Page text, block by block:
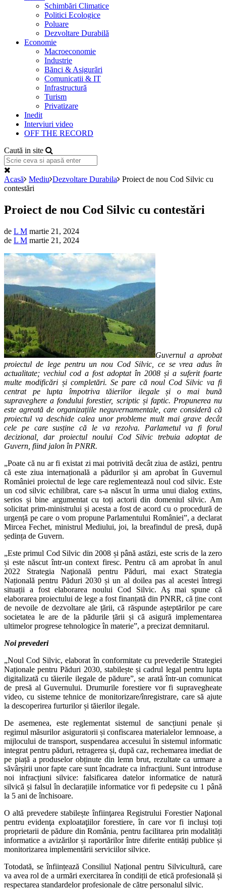
Schimbări Climatice
Politici Ecologice
Poluare
Dezvoltare Durabilă
Economie
Macroeconomie
Industrie
Bănci & Asigurări
Comunicatii & IT
Infrastructură
Turism
Privatizare
Inedit
Interviuri video
OFF THE RECORD
Caută in site
Acasă Mediu Dezvoltare Durabila
Proiect de nou Cod Silvic cu
contestări
Proiect de nou Cod Silvic cu contestări
de L M martie 21, 2024
de L M martie 21, 2024
Guvernul a aprobat
proiectul de lege pentru un nou Cod Silvic, ce se vrea adus în
actualitate; vechiul cod a fost adoptat în 2008 și a suferit foarte
multe modificări și completări. Se pare că noul Cod Silvic va fi
centrat pe lupta împotriva tăierilor ilegale și o mai bună
supraveghere a fondului forestier, scriptic și faptic. Propunerea nu
este agreată de organizațiile neguvernamentale, care consideră că
proiectul va deschide calea unor probleme mult mai grave decât
cele pe care susține că le va rezolva. Parlametul va fi forul
decizional, dar proiectul noului Cod Silvic trebuia adoptat de
Guvern, fiind jalon în PNRR.
„Poate că nu ar fi existat zi mai potrivită decât ziua de astăzi, pentru
că este ziua internațională a pădurilor și am aprobat în Guvernul
României proiectul de lege care reglementează noul cod silvic. Este
un cod silvic echilibrat, care s-a născut în urma unui dialog extins,
serios și bine argumentat cu toți actorii din domeniul silvic. Am
solicitat prim-ministrului și acesta a fost de acord cu o procedură de
urgență pe care o vom propune Parlamentului României”, a declarat
Mircea Fechet, ministrul Mediului, joi, la breafindul de presă, după
ședința de Guvern.
„Este primul Cod Silvic din 2008 și până astăzi, este scris de la zero
și este născut într-un context firesc. Pentru că am aprobat în anul
2022 Strategia Naţională pentru Păduri, mai exact Strategia
Națională pentru Păduri 2030 și un al doilea pas al acestei întregi
situații a fost elaborarea noului Cod Silvic. Aş mai spune că
elaborarea proiectului de lege a fost finanțată din PNRR, că ține cont
de nevoile de dezvoltare ale țării, că răspunde așteptărilor pe care
societatea le are de la pădurile țării și că asigură implementarea
ultimelor progrese tehnologice în materie”, a precizat demnitarul.
Noi prevederi
„Noul Cod Silvic, elaborat în conformitate cu prevederile Strategiei
Naționale pentru Păduri 2030, stabilește și cadrul legal pentru lupta
digitalizată cu tăierile ilegale de pădure”, se arată într-un comunicat
de presă al Guvernului. Drumurile forestiere vor fi supravegheate
video, cu sisteme tehnice de monitorizare/înregistrare, care să ajute
la descoperirea furturilor și tăierilor ilegale.
De asemenea, este reglementat sistemul de sancțiuni penale și
regimul măsurilor asiguratorii și confiscarea materialelor lemnoase, a
mijlocului de transport, suspendarea accesului în sistemul informatic
integrat pentru păduri, retragerea și, după caz, rechemarea imediat de
pe piață a produselor obținute din lemn brut, rezultate ca urmare a
săvârșirii unor fapte care sunt încadrate ca infracțiuni. Sunt introduse
noi infracțiuni silvice: falsificarea datelor informatice de natură
silvică și falsul în declarațiile informatice vor fi pedepsite cu 1 până
la 5 ani de închisoare.
O altă prevedere stabilește înfiinţarea Registrului Forestier Naţional
pentru evidenţa exploataţiilor forestiere, în care vor fi incluși toți
proprietarii de pădure din România, pentru facilitarea prin modalități
informatice a avizărilor și raportărilor între diferite entități publice și
monitorizarea implementării serviciilor silvice.
Totodată, se înființează Consiliul Național pentru Silvicultură, care
va avea rol de a urmări exercitarea în condiții de etică profesională și
respectarea standardelor profesionale de către personalul silvic.